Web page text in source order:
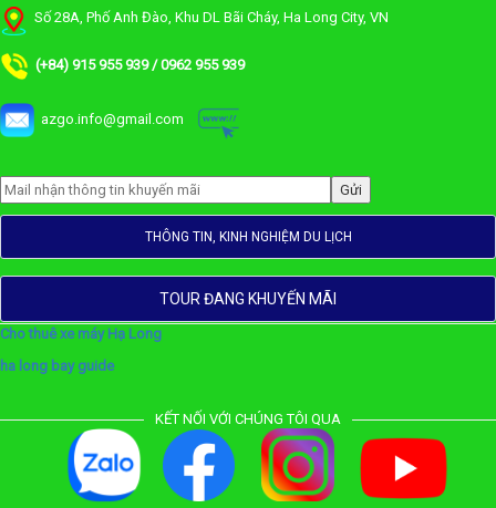
Số 28A, Phố Anh Đào, Khu DL Bãi Cháy, Ha Long City, VN
(+84) 915 955 939 / 0962 955 939
azgo.info@gmail.com
THÔNG TIN, KINH NGHIỆM DU LỊCH
TOUR ĐANG KHUYẾN MÃI
Cho thuê xe máy Hạ Long
ha long bay guide
KẾT NỐI VỚI CHÚNG TÔI QUA